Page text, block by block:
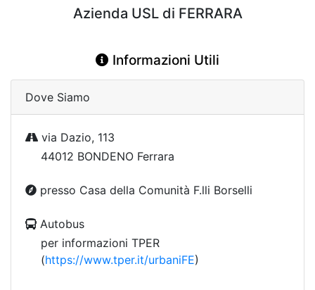
Azienda USL di FERRARA
Informazioni Utili
Dove Siamo
via Dazio, 113
44012 BONDENO Ferrara
presso Casa della Comunità F.lli Borselli
Autobus
per informazioni TPER
(https://www.tper.it/urbaniFE)